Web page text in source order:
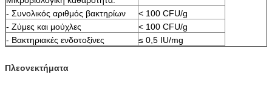
- Συνολικός αριθμός βακτηρίων
< 100 CFU/g
- Ζύμες και μούχλες
< 100 CFU/g
- Βακτηριακές ενδοτοξίνες
≤ 0,5 IU/mg
Πλεονεκτήματα